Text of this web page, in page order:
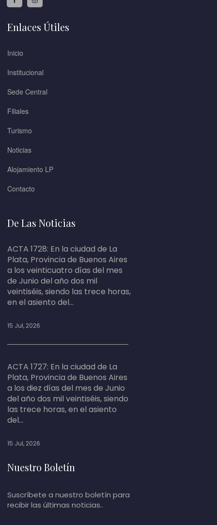
Enlaces Útiles
Inicio
Institucional
Sede Central
Filiales
Turismo
Noticias
Alojamiento LP
Contacto
De Las Noticias
ACTA 1728: En la ciudad de La
Plata, Provincia de Buenos Aires
a los veinticuatro días del mes
de Junio del año dos mil
veintiséis, siendo las trece horas,
en el asiento del...
15 Jul, 2026
ACTA 1727: En la ciudad de La
Plata, Provincia de Buenos Aires
a los diez días del mes de Junio
del año dos mil veintiséis, siendo
las trece horas, en el asiento
del...
15 Jul, 2026
Nuestro Boletín
Suscríbete a nuestro boletín para
recibir las últimas noticias..